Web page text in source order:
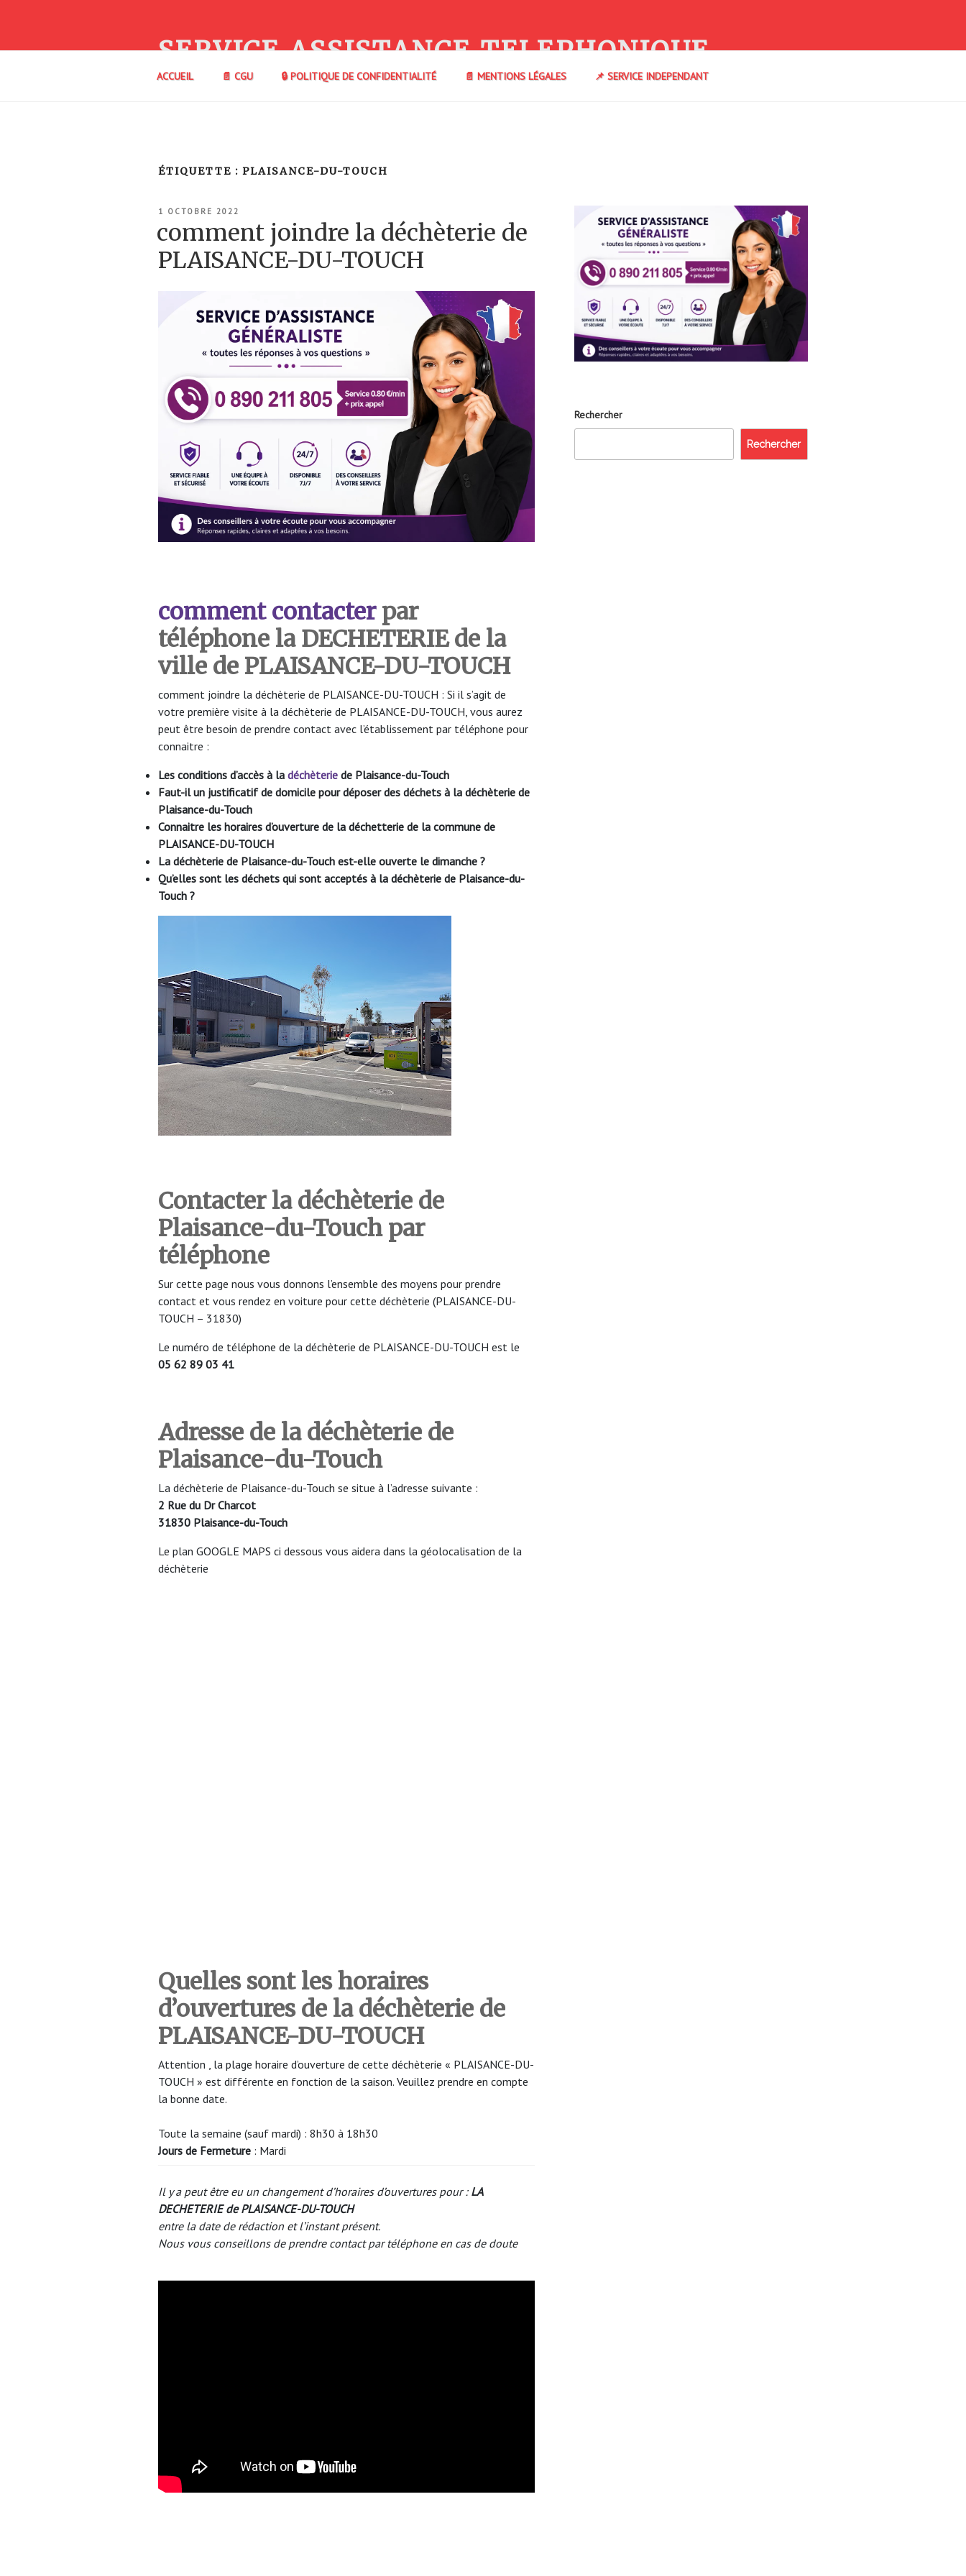
SERVICE ASSISTANCE TELEPHONIQUE
ACCUEIL 📄 CGU 🔒 POLITIQUE DE CONFIDENTIALITÉ 📄 MENTIONS LÉGALES 📌 SERVICE INDEPENDANT
ÉTIQUETTE : PLAISANCE-DU-TOUCH
PUBLIÉ
1 OCTOBRE 2022
comment joindre la déchèterie de
PLAISANCE-DU-TOUCH
comment contacterpar
téléphone la DECHETERIE de la
ville de PLAISANCE-DU-TOUCH
comment joindre la déchèterie de PLAISANCE-DU-TOUCH : Si il s’agit de
votre première visite à la déchèterie de PLAISANCE-DU-TOUCH, vous aurez
peut être besoin de prendre contact avec l’établissement par téléphone pour
connaitre :
Les conditions d’accès à la déchèterie de Plaisance-du-Touch
Faut-il un justificatif de domicile pour déposer des déchets à la déchèterie de
Plaisance-du-Touch
Connaitre les horaires d’ouverture de la déchetterie de la commune de
PLAISANCE-DU-TOUCH
La déchèterie de Plaisance-du-Touch est-elle ouverte le dimanche ?
Qu’elles sont les déchets qui sont acceptés à la déchèterie de Plaisance-du-
Touch ?
Contacter la déchèterie de
Plaisance-du-Touch par
téléphone
Sur cette page nous vous donnons l’ensemble des moyens pour prendre
contact et vous rendez en voiture pour cette déchèterie (PLAISANCE-DU-
TOUCH – 31830)
Le numéro de téléphone de la déchèterie de PLAISANCE-DU-TOUCH est le
05 62 89 03 41
Adresse de la déchèterie de
Plaisance-du-Touch
La déchèterie de Plaisance-du-Touch se situe à l’adresse suivante :
2 Rue du Dr Charcot
31830 Plaisance-du-Touch
Le plan GOOGLE MAPS ci dessous vous aidera dans la géolocalisation de la
déchèterie
Quelles sont les horaires
d’ouvertures de la déchèterie de
PLAISANCE-DU-TOUCH
Attention , la plage horaire d’ouverture de cette déchèterie « PLAISANCE-DU-
TOUCH » est différente en fonction de la saison. Veuillez prendre en compte
la bonne date.
Toute la semaine (sauf mardi) : 8h30 à 18h30
Jours de Fermeture : Mardi
Il y a peut être eu un changement d’horaires d’ouvertures pour : LA
DECHETERIE de PLAISANCE-DU-TOUCH
entre la date de rédaction et l’instant présent.
Nous vous conseillons de prendre contact par téléphone en cas de doute
Rechercher
Rechercher